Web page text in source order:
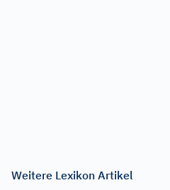
Weitere Lexikon Artikel